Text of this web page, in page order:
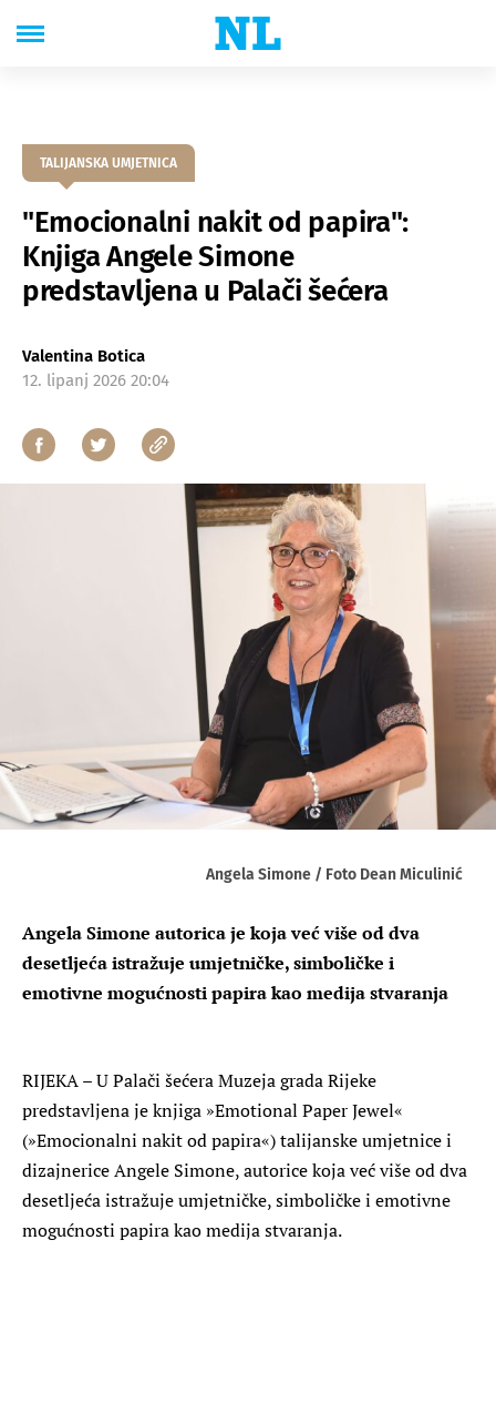
TALIJANSKA UMJETNICA
"Emocionalni nakit od papira":
Knjiga Angele Simone
predstavljena u Palači šećera
Valentina Botica
12. lipanj 2026 20:04
Angela Simone / Foto Dean Miculinić
Angela Simone autorica je koja već više od dva
desetljeća istražuje umjetničke, simboličke i
emotivne mogućnosti papira kao medija stvaranja
RIJEKA – U Palači šećera Muzeja grada Rijeke
predstavljena je knjiga »Emotional Paper Jewel«
(»Emocionalni nakit od papira«) talijanske umjetnice i
dizajnerice Angele Simone, autorice koja već više od dva
desetljeća istražuje umjetničke, simboličke i emotivne
mogućnosti papira kao medija stvaranja.